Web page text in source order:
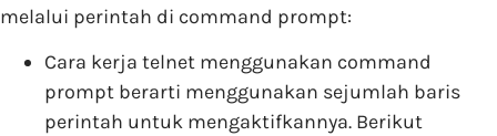
melalui perintah di command prompt:
Cara kerja telnet menggunakan command
prompt berarti menggunakan sejumlah baris
perintah untuk mengaktifkannya. Berikut